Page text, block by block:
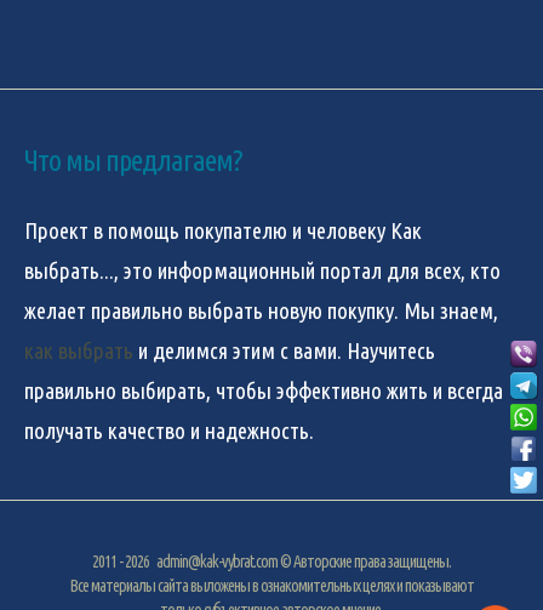
Что мы предлагаем?
Проект в помощь покупателю и человеку Как
выбрать..., это информационный портал для всех, кто
желает правильно выбрать новую покупку. Мы знаем,
как выбрать и делимся этим с вами. Научитесь
правильно выбирать, чтобы эффективно жить и всегда
получать качество и надежность.
2011 - 2026 admin@kak-vybrat.com© Авторские права защищены.
Все материалы сайта выложены в ознакомительных целях и показывают